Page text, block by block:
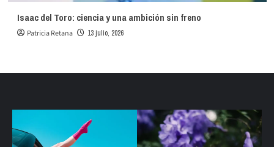
Isaac del Toro: ciencia y una ambición sin freno
Patricia Retana 13 julio, 2026